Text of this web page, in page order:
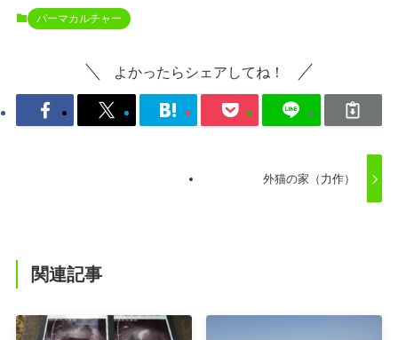
パーマカルチャー
よかったらシェアしてね！
外猫の家（力作）
関連記事